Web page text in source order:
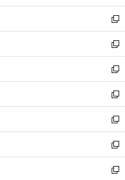
開
く
ウ
で
開
く
ン
ド
ウ
で
開
く
ウ
ィ
ン
ド
ウ
で
開
く
新
し
い
ウ
ィ
ン
ド
ウ
で
開
く
新
し
い
ウ
ィ
ン
ド
ウ
で
開
く
新
し
い
ウ
ィ
ン
ド
ウ
で
新
し
い
ウ
ィ
ン
ド
新
し
い
ウ
ィ
新
し
い
新